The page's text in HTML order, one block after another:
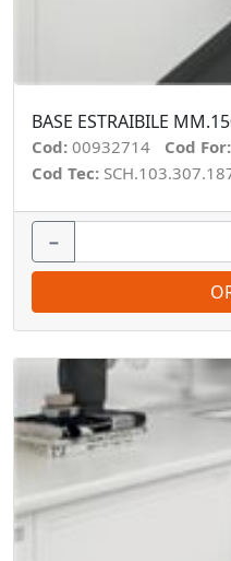
BASE ESTRAIBILE
Cod: 00932714 Cod For:
Cod Tec:
−